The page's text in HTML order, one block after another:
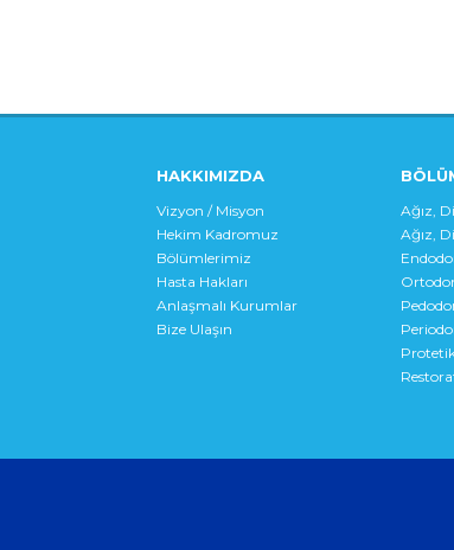
HAKKIMIZDA
Vizyon / Misyon
Hekim Kadromuz
Bölümlerimiz
Hasta Hakları
Anlaşmalı Kurumlar
Bize Ulaşın
Ağız,
Ağız,